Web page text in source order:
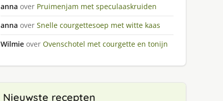
anna over Pruimenjam met speculaaskruiden
anna over Snelle courgettesoep met witte kaas
Wilmie over Ovenschotel met courgette en tonijn
Nieuwste recepten